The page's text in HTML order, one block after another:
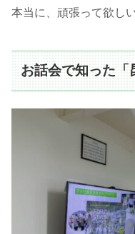
本当に、頑張って欲し
お話会で知った